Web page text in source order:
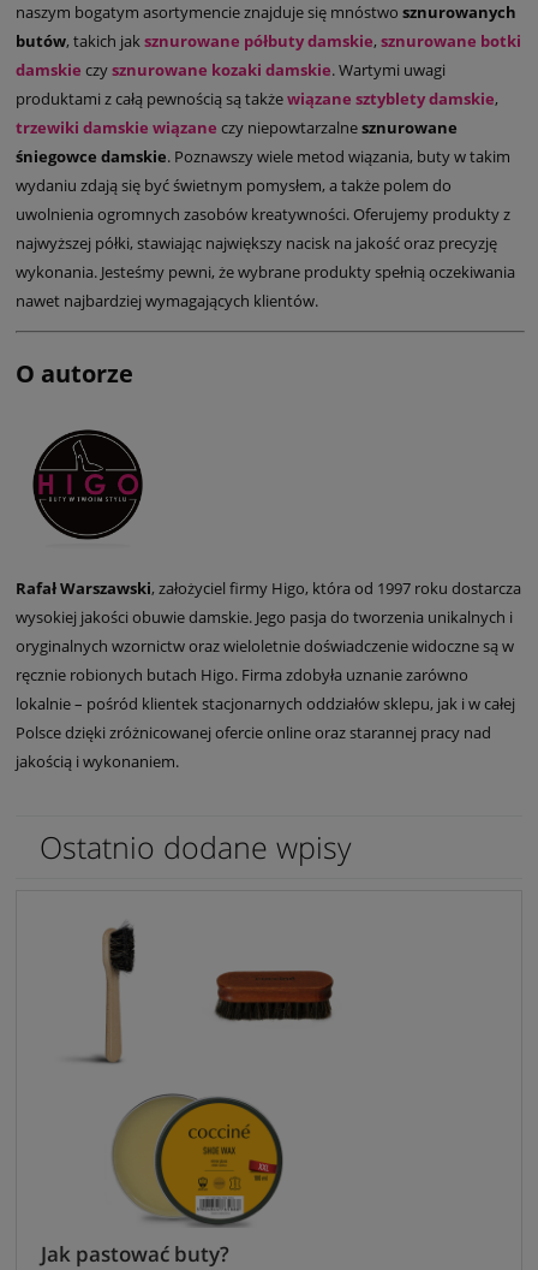
naszym bogatym asortymencie znajduje się mnóstwo sznurowanych
butów, takich jaksznurowane półbuty damskie, sznurowane botki
damskie czysznurowane kozaki damskie. Wartymi uwagi
produktami z całą pewnością są takżewiązane sztyblety damskie,
trzewiki damskie wiązane czy niepowtarzalnesznurowane
śniegowce damskie. Poznawszy wiele metod wiązania, buty w takim
wydaniu zdają się być świetnym pomysłem, a także polem do
uwolnienia ogromnych zasobów kreatywności. Oferujemy produkty z
najwyższej półki, stawiając największy nacisk na jakość oraz precyzję
wykonania. Jesteśmy pewni, że wybrane produkty spełnią oczekiwania
nawet najbardziej wymagających klientów.
O autorze
Rafał Warszawski, założyciel firmy Higo, która od 1997 roku dostarcza
wysokiej jakości obuwie damskie. Jego pasja do tworzenia unikalnych i
oryginalnych wzornictw oraz wieloletnie doświadczenie widoczne są w
ręcznie robionych butach Higo. Firma zdobyła uznanie zarówno
lokalnie – pośród klientek stacjonarnych oddziałów sklepu, jak i w całej
Polsce dzięki zróżnicowanej ofercie online oraz starannej pracy nad
jakością i wykonaniem.
Ostatnio dodane wpisy
Jak pastować buty?